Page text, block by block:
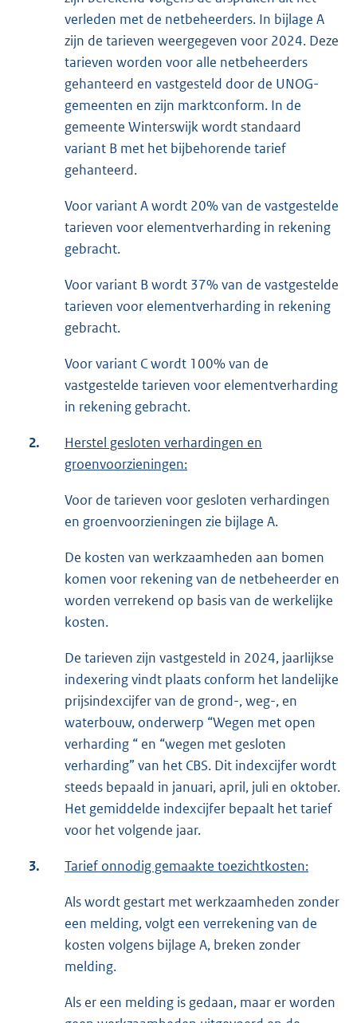
verleden met de netbeheerders. In bijlage A
zijn de tarieven weergegeven voor 2024. Deze
tarieven worden voor alle netbeheerders
gehanteerd en vastgesteld door de UNOG-
gemeenten en zijn marktconform. In de
gemeente Winterswijk wordt standaard
variant B met het bijbehorende tarief
gehanteerd.
Voor variant A wordt 20% van de vastgestelde
tarieven voor elementverharding in rekening
gebracht.
Voor variant B wordt 37% van de vastgestelde
tarieven voor elementverharding in rekening
gebracht.
Voor variant C wordt 100% van de
vastgestelde tarieven voor elementverharding
in rekening gebracht.
2.
Herstel gesloten verhardingen en
groenvoorzieningen:
Voor de tarieven voor gesloten verhardingen
en groenvoorzieningen zie bijlage A.
De kosten van werkzaamheden aan bomen
komen voor rekening van de netbeheerder en
worden verrekend op basis van de werkelijke
kosten.
De tarieven zijn vastgesteld in 2024, jaarlijkse
indexering vindt plaats conform het landelijke
prijsindexcijfer van de grond-, weg-, en
waterbouw, onderwerp “Wegen met open
verharding “ en “wegen met gesloten
verharding” van het CBS. Dit indexcijfer wordt
steeds bepaald in januari, april, juli en oktober.
Het gemiddelde indexcijfer bepaalt het tarief
voor het volgende jaar.
3. Tarief onnodig gemaakte toezichtkosten:
Als wordt gestart met werkzaamheden zonder
een melding, volgt een verrekening van de
kosten volgens bijlage A, breken zonder
melding.
Als er een melding is gedaan, maar er worden